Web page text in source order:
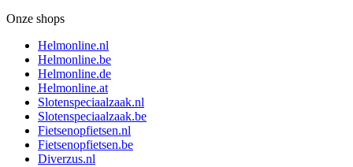
Onze shops
Helmonline.nl
Helmonline.be
Helmonline.de
Helmonline.at
Slotenspeciaalzaak.nl
Slotenspeciaalzaak.be
Fietsenopfietsen.nl
Fietsenopfietsen.be
Diverzus.nl